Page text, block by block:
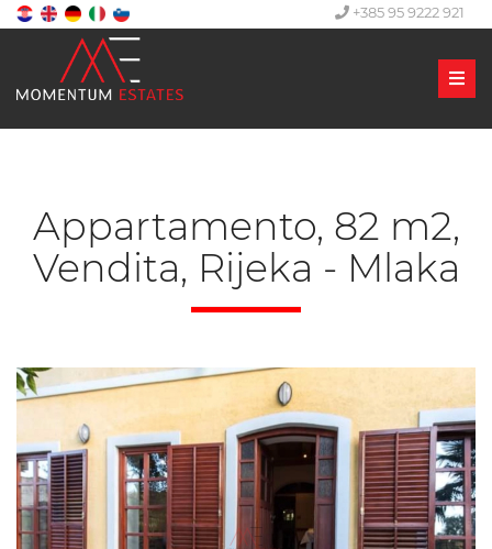
+385 95 9222 921
Appartamento, 82 m2,
Vendita, Rijeka - Mlaka